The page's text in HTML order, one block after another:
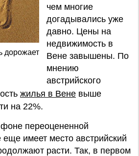
дорожает
чем многие
догадывались уже
давно. Цены на
недвижимость в
Вене завышены. По
мнению
австрийского
жилья в Вене выше
на 22%.
переоцененной
имеет место австрийский
расти. Так, в первом